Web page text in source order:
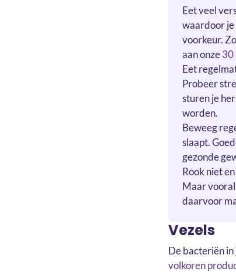
Eet veel
waardoor
voorkeur.
aan onze30
Eet
Probeer
sturen je
worden.
Beweeg
slaapt.
gezonde
Rook niet
Maar
daarvoor
Vezels
De bacteriën
volkoren